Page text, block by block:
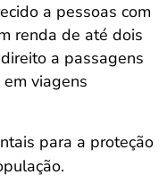
a pessoas com
renda de até dois
a passagens
viagens
para a proteção